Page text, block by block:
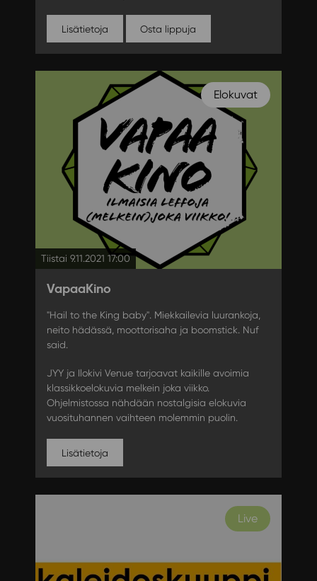
Lisätietoja Osta lippuja
Elokuvat
Tiistai 9.11.2021 17:00
VapaaKino
"Hail to the King baby". Miekkailevia luurankoja,
neito hädässä, moottorisaha ja boomstick. Nuf
said.
JYY ja Ilokivi Venue tarjoavat kaikille avoimia
klassikkoelokuvia melkein joka viikko.
Ohjelmistossa nähdään nostalgisia elokuvia
vuosituhannen vaihteen molemmin puolin.
Lisätietoja
Live